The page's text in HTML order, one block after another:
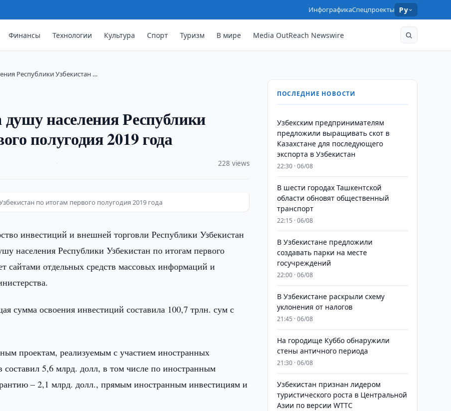
ИнфографикаСпецпроекты Ру
Финансы Технологии Культура Спорт Туризм В мире Media OutReach Newswire
Республики Узбекистан …
населения Республики
полугодия 2019 года
228 views
по итогам первого полугодия 2019 года
инвестиций и внешней торговли Республики Узбекистан
населения Республики Узбекистан по итогам первого
сайтами отдельных средств массовых информаций и
сумма освоения инвестиций составила 100,7 трлн. сум с
проектам, реализуемым с участием иностранных
составил 5,6 млрд. долл, в том числе по иностранным
– 2,1 млрд. долл., прямым иностранным инвестициям и
ПОСЛЕДНИЕ НОВОСТИ
Узбекским предпринимателям
предложили выращивать скот в
Казахстане для последующего
экспорта в Узбекистан
22:30 · 06/08
В шести городах Ташкентской
области обновят общественный
транспорт
22:15 · 06/08
В Узбекистане предложили
создавать парки на месте
госучреждений
22:00 · 06/08
В Узбекистане раскрыли схему
уклонения от налогов
21:45 · 06/08
На городище Куббо обнаружили
стены античного периода
21:30 · 06/08
Узбекистан признан лидером
туристического роста в Центральной
Азии по версии WTTC